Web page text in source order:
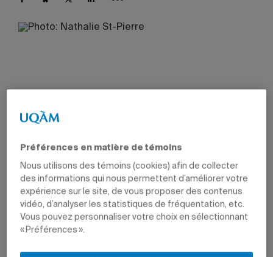
Préférences en matière de témoins
Nous utilisons des témoins (cookies) afin de collecter
des informations qui nous permettent d’améliorer votre
expérience sur le site, de vous proposer des contenus
vidéo, d’analyser les statistiques de fréquentation, etc.
Vous pouvez personnaliser votre choix en sélectionnant
« Préférences ».